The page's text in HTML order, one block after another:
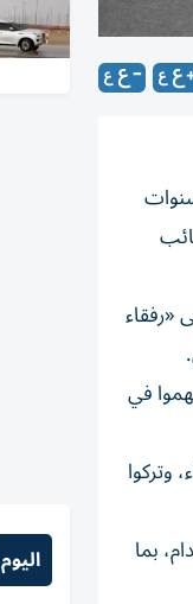
سنوات
«رفقاء
في
وتركوا
بما
اليوم